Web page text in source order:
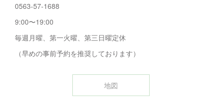
0563-57-1688
9:00〜19:00
毎週月曜、第一火曜、第三日曜定休
（早めの事前予約を推奨しております）
地図